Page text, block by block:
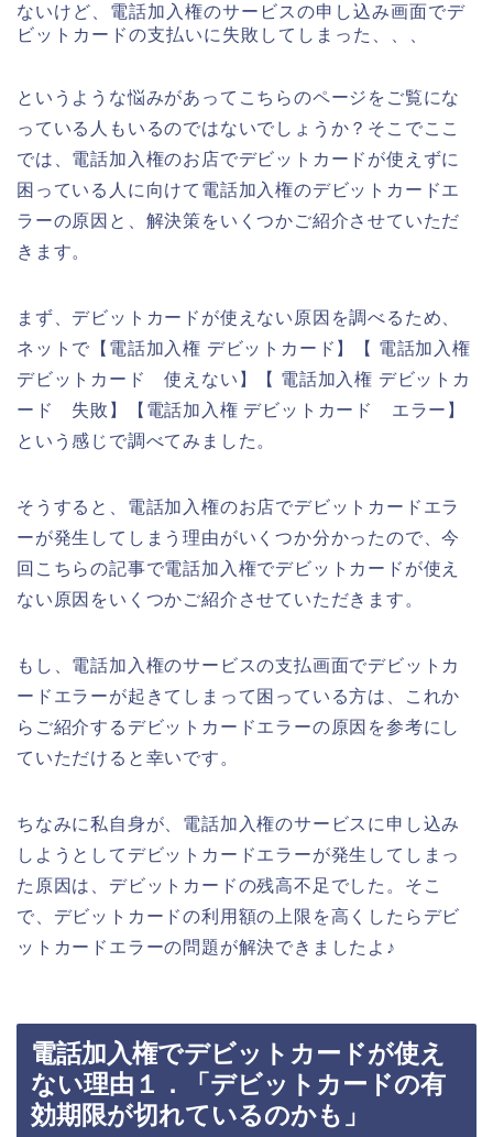
ないけど、電話加入権のサービスの申し込み画面でデ
ビットカードの支払いに失敗してしまった、、、
というような悩みがあってこちらのページをご覧にな
っている人もいるのではないでしょうか？そこでここ
では、電話加入権のお店でデビットカードが使えずに
困っている人に向けて電話加入権のデビットカードエ
ラーの原因と、解決策をいくつかご紹介させていただ
きます。
まず、デビットカードが使えない原因を調べるため、
ネットで【電話加入権 デビットカード】【 電話加入権
デビットカード 使えない】【 電話加入権 デビットカ
ード 失敗】【電話加入権 デビットカード エラー】
という感じで調べてみました。
そうすると、電話加入権のお店でデビットカードエラ
ーが発生してしまう理由がいくつか分かったので、今
回こちらの記事で電話加入権でデビットカードが使え
ない原因をいくつかご紹介させていただきます。
もし、電話加入権のサービスの支払画面でデビットカ
ードエラーが起きてしまって困っている方は、これか
らご紹介するデビットカードエラーの原因を参考にし
ていただけると幸いです。
ちなみに私自身が、電話加入権のサービスに申し込み
しようとしてデビットカードエラーが発生してしまっ
た原因は、デビットカードの残高不足でした。そこ
で、デビットカードの利用額の上限を高くしたらデビ
ットカードエラーの問題が解決できましたよ♪
電話加入権でデビットカードが使え
ない理由１．「デビットカードの有
効期限が切れているのかも」